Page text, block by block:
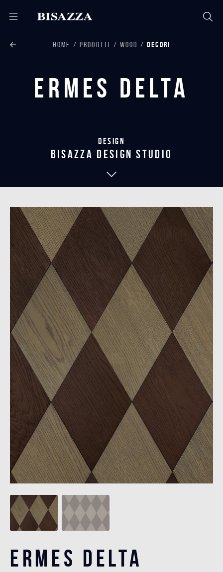
HOME PRODOTTI WOOD DECORI
Ermes Delta
Design
bisazza design studio
Ermes Delta